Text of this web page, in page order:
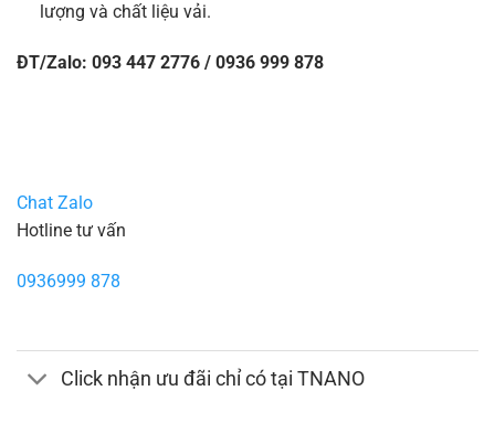
lượng và chất liệu vải.
ĐT/Zalo: 093 447 2776 / 0936 999 878
Chat Zalo
Hotline tư vấn
0936999 878
Click nhận ưu đãi chỉ có tại TNANO